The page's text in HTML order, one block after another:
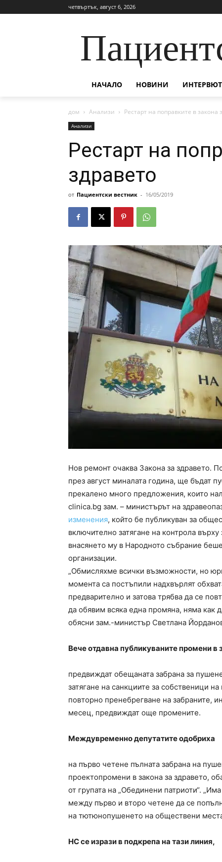
четвъртък, август 6, 2026
НАЧАЛО НОВИНИ
дом Анализи Рестарт на поправките в закона
Анализи
Рестарт на
здравето
от Пациентски вестник - 16/05/2019
Нов ремонт очаква Закона за здравето.
през август миналата година, ще бъдат
прекалено много предложения, които
clinica.bg зам. – министърът на
изменения, който бе публикуван за
включително затягане на контрола
внасянето му в Народното събрание
организации.
„Обмисляхме всички възможности, но
момента са постъпили надхвърлят
предварително и затова трябва да се
да обявим всяка една промяна, няма
обясни зам.-министър Светлана
Вече отдавна публикуваните промени в
предвиждат обещаната забрана за
затягане на санкциите за собственици
повторно пренебрегване на забраните,
месец, предвиждат още промените.
Междувременно депутатите одобриха
на първо четене пълната забрана на
проектопромени в закона за здравето,
от групата на „Обединени патриоти“.
между първо и второ четене да се
на тютюнопушенето на обществени
НС се изрази в подкрепа на тази линия,